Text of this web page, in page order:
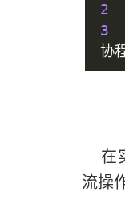
2
3
协
在
流操